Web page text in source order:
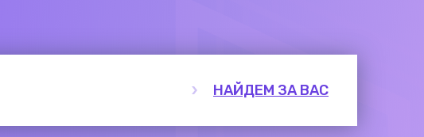
НАЙДЕМ ЗА ВАС